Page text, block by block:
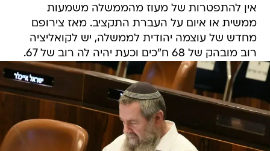
אין להתפטרות של מעוז מהממשלה משמעות
ממשית או איום על העברת התקציב. מאז צירופם
מחדש של עוצמה יהודית לממשלה, יש לקואליציה
רוב מובהק של 68 ח"כים וכעת יהיה לה רוב של 67.